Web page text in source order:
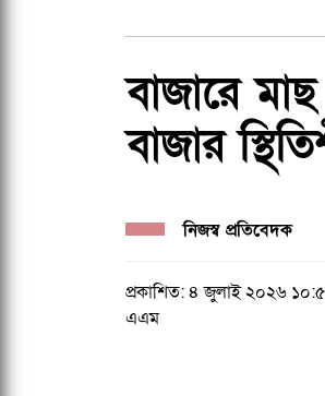
বাজারে
বাজার
নিজস্ব প্রতিবেদক
প্রকাশিত: ৪ জুলাই ২০২৬
এএম